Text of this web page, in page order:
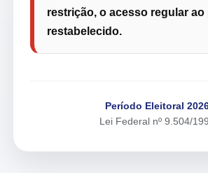
restrição, o acesso regular ao
restabelecido.
Período Eleitoral
Lei Federal nº 9.504/